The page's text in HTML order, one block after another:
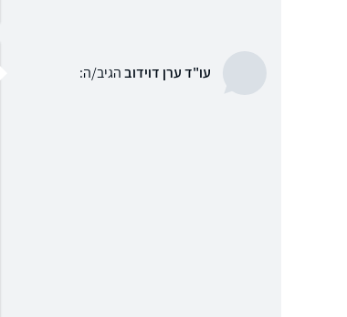
עו"ד ערן דוידובהגיב/ה: